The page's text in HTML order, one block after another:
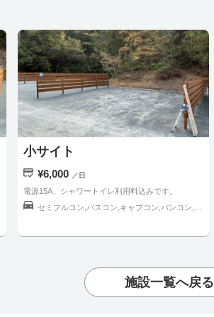
小サイト
¥6,000 ／日
電源15A、シャワートイレ利用料込みです。
施設一覧へ戻る